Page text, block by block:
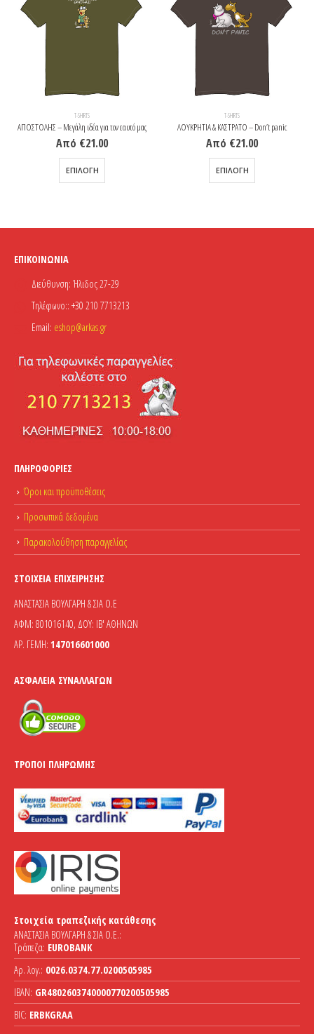
T-SHIRTS
ΑΠΟΣΤΟΛΗΣ – Μεγάλη ιδέα για τον εαυτό μας
Από €21.00
ΕΠΙΛΟΓΉ
Αυτό το προϊόν έχει πολλαπλές παραλλαγές. Οι επιλογές μπορούν να επιλεγούν στη σελίδα του προϊόντος
T-SHIRTS
ΛΟΥΚΡΗΤΙΑ & ΚΑΣΤΡΑΤΟ – Don’t panic
Από €21.00
ΕΠΙΛΟΓΉ
Αυτό το προϊόν έχει πολλαπλές παραλλαγές. Οι επιλογές μπορούν να επιλεγούν στη σελίδα του προϊόντος
ΕΠΙΚΟΙΝΩΝΊΑ
Διεύθυνση: Ήλιδος 27-29
Τηλέφωνο:: +30 210 7713213
Email: eshop@arkas.gr
ΠΛΗΡΟΦΟΡΊΕΣ
Όροι και προϋποθέσεις
Προσωπικά δεδομένα
Παρακολούθηση παραγγελίας
ΣΤΟΙΧΕΊΑ ΕΠΙΧΕΊΡΗΣΗΣ
ΑΝΑΣΤΑΣΙΑ ΒΟΥΛΓΑΡΗ & ΣΙΑ Ο.Ε
ΑΦΜ: 801016140, ΔΟΥ: ΙΒ' ΑΘΗΝΩΝ
ΑΡ. ΓΕΜΗ: 147016601000
ΑΣΦΆΛΕΙΑ ΣΥΝΑΛΛΑΓΏΝ
ΤΡΌΠΟΙ ΠΛΗΡΩΜΉΣ
Στοιχεία τραπεζικής κατάθεσης
ΑΝΑΣΤΑΣΙΑ ΒΟΥΛΓΑΡΗ & ΣΙΑ Ο.Ε.:
Τράπεζα: EUROBANK
Αρ. λογ.: 0026.0374.77.0200505985
IBAN: GR4802603740000770200505985
BIC: ERBKGRAA